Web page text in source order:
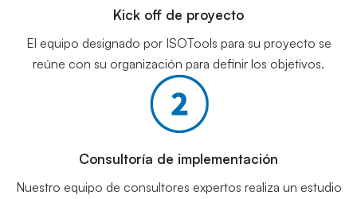
Kick off de proyecto
El equipo designado por ISOTools para su proyecto se
reúne con su organización para definir los objetivos.
Consultoría de implementación
Nuestro equipo de consultores expertos realiza un estudio